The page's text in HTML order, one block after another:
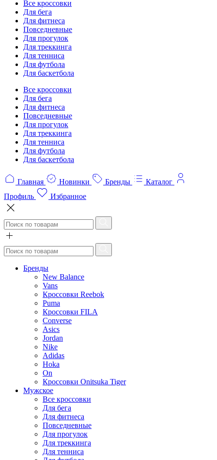
Все кроссовки
Для бега
Для фитнеса
Повседневные
Для прогулок
Для треккинга
Для тенниса
Для футбола
Для баскетбола
Все кроссовки
Для бега
Для фитнеса
Повседневные
Для прогулок
Для треккинга
Для тенниса
Для футбола
Для баскетбола
Главная Новинки Бренды
Каталог
Профиль
Избранное
Бренды
New Balance
Vans
Кроссовки Reebok
Puma
Кроссовки FILA
Converse
Asics
Jordan
Nike
Adidas
Hoka
On
Кроссовки Onitsuka Tiger
Мужское
Все кроссовки
Для бега
Для фитнеса
Повседневные
Для прогулок
Для треккинга
Для тенниса